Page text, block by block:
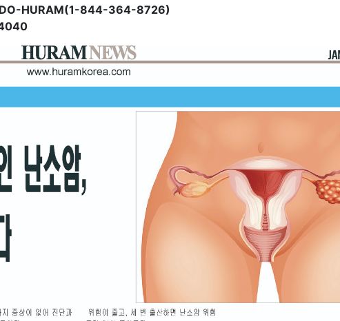
DO-HURAM(1-844-364-8726)